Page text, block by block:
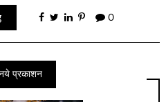
0
प्रकाशन